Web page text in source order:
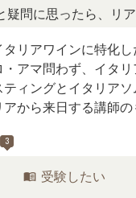
ったら、リアルな
タリアワインに特化
・アマ問わず、イタ
ティングとイタリア
アから来日する講師
3
menu_book 受験したい